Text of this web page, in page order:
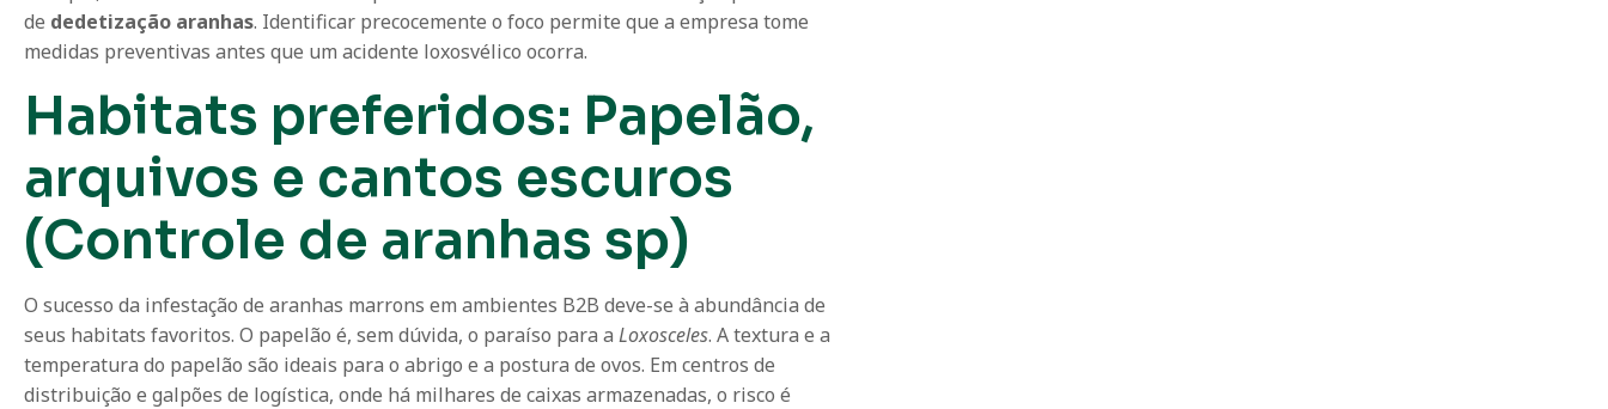
de dedetização aranhas. Identificar precocemente o foco permite que a empresa tome
medidas preventivas antes que um acidente loxosvélico ocorra.
Habitats preferidos: Papelão,
arquivos e cantos escuros
(Controle de aranhas sp)
O sucesso da infestação de aranhas marrons em ambientes B2B deve-se à abundância de
seus habitats favoritos. O papelão é, sem dúvida, o paraíso para a Loxosceles. A textura e a
temperatura do papelão são ideais para o abrigo e a postura de ovos. Em centros de
distribuição e galpões de logística, onde há milhares de caixas armazenadas, o risco é